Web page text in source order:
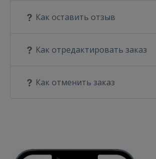
Как оставить отзыв
Как отредактировать заказ
Как отменить заказ